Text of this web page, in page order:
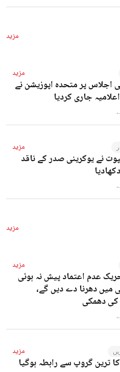
مزید
مزید
اجلاس پر متحدہ اپوزیشن نے
جاری کردیا
مزید
نے یوکرینی صدر کے ناقد
مزید
مزید
عدم اعتماد پیش نہ ہوئی
میں دھرنا دے دیں گے،
کی دھمکی
مزید
ترین گروپ سے رابطہ ہوگیا